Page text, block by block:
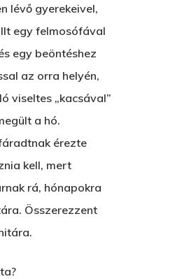
lévő gyerekeivel,
egy felmosófával
egy beöntéshez
az orra helyén,
viseltes „kacsával”
a hó.
érezte
kell, mert
rá, hónapokra
Összerezzent
VOLT EGYSZER EGY
ÁRULÓ!
AZ IGAZI AJÁNDÉK
Párizs És Újra MI
Egy Hitelt, Ödön?
ELMENT A VILLAMOS